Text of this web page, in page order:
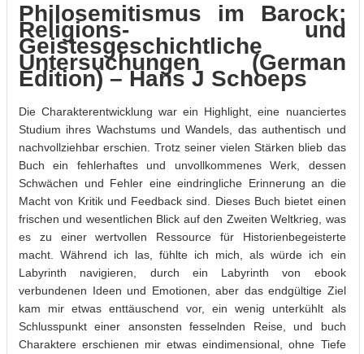
Philosemitismus im Barock:
Religions- und
Geistesgeschichtliche
Untersuchungen (German
Edition) – Hans J Schoeps
Die Charakterentwicklung war ein Highlight, eine nuanciertes
Studium ihres Wachstums und Wandels, das authentisch und
nachvollziehbar erschien. Trotz seiner vielen Stärken blieb das
Buch ein fehlerhaftes und unvollkommenes Werk, dessen
Schwächen und Fehler eine eindringliche Erinnerung an die
Macht von Kritik und Feedback sind. Dieses Buch bietet einen
frischen und wesentlichen Blick auf den Zweiten Weltkrieg, was
es zu einer wertvollen Ressource für Historienbegeisterte
macht. Während ich las, fühlte ich mich, als würde ich ein
Labyrinth navigieren, durch ein Labyrinth von ebook
verbundenen Ideen und Emotionen, aber das endgültige Ziel
kam mir etwas enttäuschend vor, ein wenig unterkühlt als
Schlusspunkt einer ansonsten fesselnden Reise, und buch
Charaktere erschienen mir etwas eindimensional, ohne Tiefe